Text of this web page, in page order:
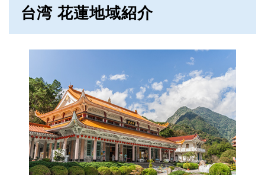
台湾 花蓮地域紹介